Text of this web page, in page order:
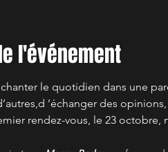
l'événement
le quotidien dans une
’échanger des
rendez-vous, le 23